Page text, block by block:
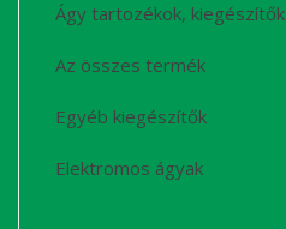
Ágy tartozékok, kiegészítők
Az összes termék
Egyéb kiegészítők
Elektromos ágyak